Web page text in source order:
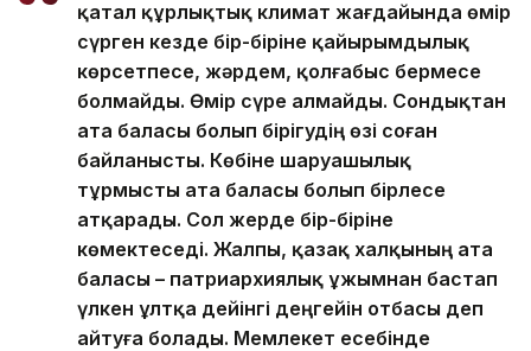
қатал құрлықтық климат жағдайында өмір
сүрген кезде бір-біріне қайырымдылық
көрсетпесе, жәрдем, қолғабыс бермесе
болмайды. Өмір сүре алмайды. Сондықтан
ата баласы болып бірігудің өзі соған
байланысты. Көбіне шаруашылық
тұрмысты ата баласы болып бірлесе
атқарады. Сол жерде бір-біріне
көмектеседі. Жалпы, қазақ халқының ата
баласы – патриархиялық ұжымнан бастап
үлкен ұлтқа дейінгі деңгейін отбасы деп
айтуға болады. Мемлекет есебінде